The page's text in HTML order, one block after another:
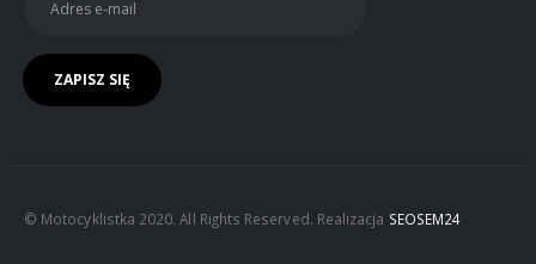
© Motocyklistka 2020. All Rights Reserved. Realizacja SEOSEM24